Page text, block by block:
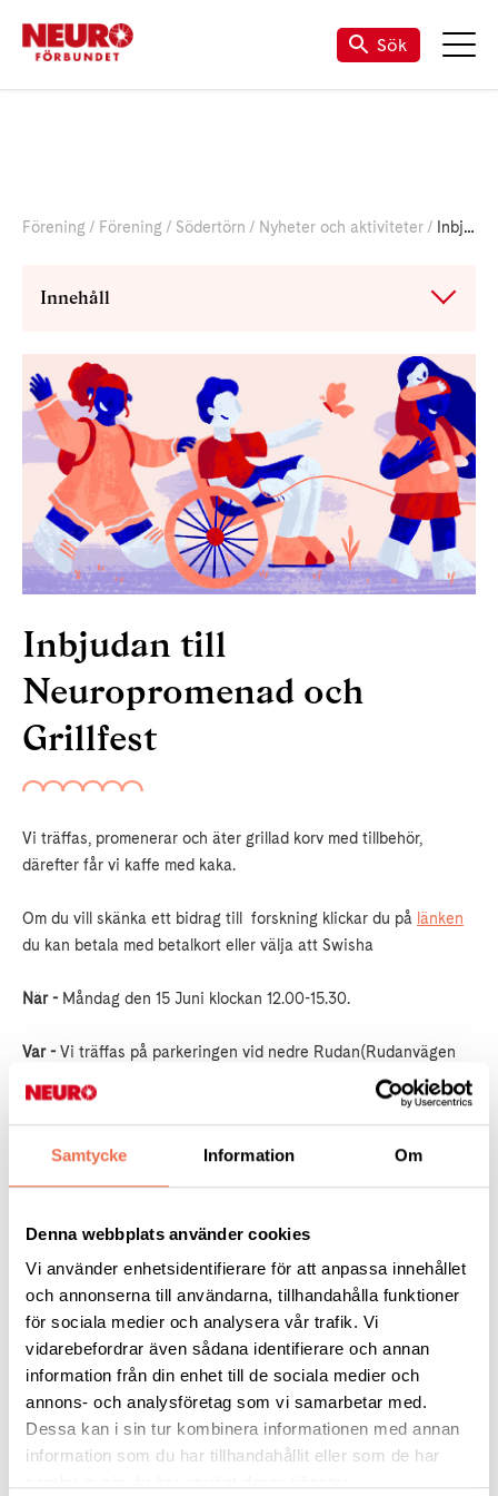
Samtycke Information Om
Denna webbplats använder cookies
Vi använder enhetsidentifierare för att anpassa innehållet
och annonserna till användarna, tillhandahålla funktioner
för sociala medier och analysera vår trafik. Vi
vidarebefordrar även sådana identifierare och annan
information från din enhet till de sociala medier och
annons- och analysföretag som vi samarbetar med.
Dessa kan i sin tur kombinera informationen med annan
information som du har tillhandahållit eller som de har
Sök
Förening Förening Södertörn Nyheter och aktiviteter Inbjudan till Neuropromenad och Grillfest
Innehåll
Inbjudan till
Neuropromenad och
Grillfest
Vi träffas, promenerar och äter grillad korv med tillbehör,
därefter får vi kaffe med kaka.
Om du vill skänka ett bidrag till forskning klickar du på länken
du kan betala med betalkort eller välja att Swisha
När - Måndag den 15 Juni klockan 12.00-15.30.
Var - Vi träffas på parkeringen vid nedre Rudan(Rudanvägen
sodertorn@neuro.se
eller sms/ring till
Marie på tel: 070 413 78 21 eller
Varmt välkomna önskar Styrelsen för Neuro Södertörn
Tipsa